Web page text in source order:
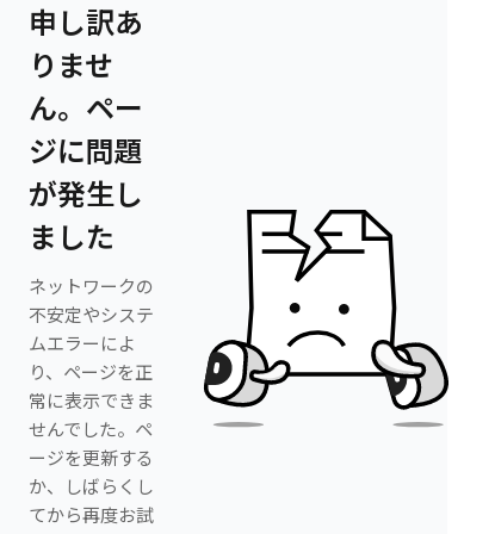
申し訳あ
りませ
ん。ペー
ジに問題
が発生し
ました
ネットワークの
不安定やシステ
ムエラーによ
り、ページを正
常に表示できま
せんでした。ペ
ージを更新する
か、しばらくし
てから再度お試